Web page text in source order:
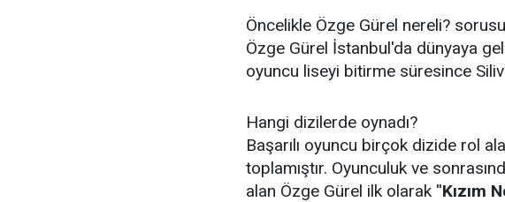
Öncelikle Özge Gürel nereli?
Özge Gürel İstanbul'da dünyaya
oyuncu liseyi bitirme süresince
Hangi dizilerde oynadı?
Başarılı oyuncu birçok dizide rol
toplamıştır. Oyunculuk ve
alan Özge Gürel ilk olarak ''Kızım